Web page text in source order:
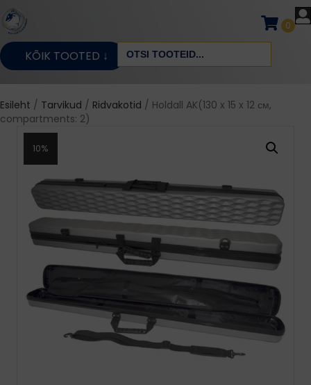
0
KÕIK TOOTED ↓
Search
for:
Esileht / Tarvikud / Ridvakotid / Holdall AK(130 x 15 x 12 см,
compartments: 2)
10%